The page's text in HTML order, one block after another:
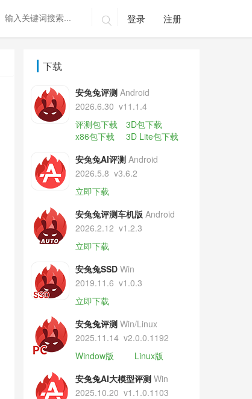
 登录 注册
下载
安兔兔评测 Android
2026.6.30 v11.1.4
评测包下载
3D包下载
x86包下载
3D Lite包下载
安兔兔AI评测 Android
2026.5.8 v3.6.2
立即下载
安兔兔评测车机版 Android
2026.2.12 v1.2.3
立即下载
安兔兔SSD Win
2019.11.6 v1.0.3
立即下载
安兔兔评测 Win/Linux
2025.11.14 v2.0.0.1192
Window版
Linux版
安兔兔AI大模型评测 Win
2025.10.20 v1.1.0.1103